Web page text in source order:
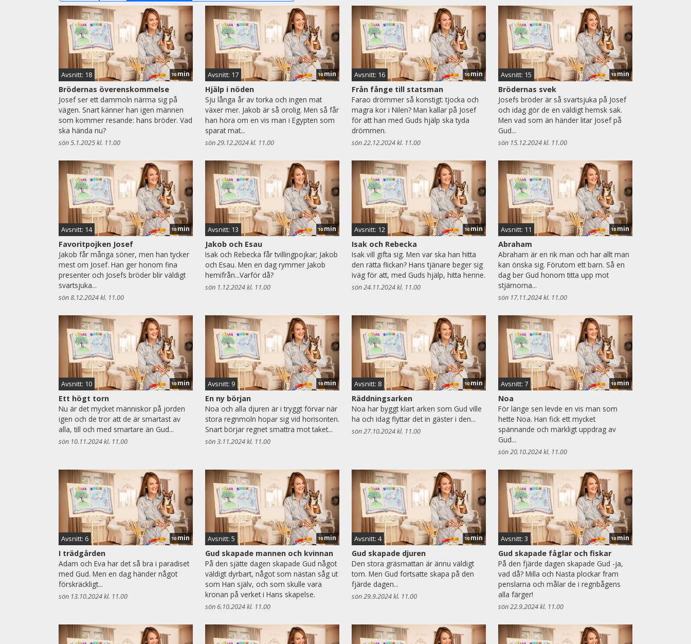
Avsnitt: 18 10min
Brödernas överenskommelse
Josef ser ett dammoln närma sig på
vägen. Snart känner han igen männen
som kommer resande: hans bröder. Vad
ska hända nu?
sön 5.1.2025 kl. 11.00
Avsnitt: 17 10min
Hjälp i nöden
Sju långa år av torka och ingen mat
växer mer. Jakob är så orolig. Men så får
han höra om en vis man i Egypten som
sparat mat...
sön 29.12.2024 kl. 11.00
Avsnitt: 16 10min
Från fånge till statsman
Farao drömmer så konstigt: tjocka och
magra kor i Nilen? Man kallar på Josef
för att han med Guds hjälp ska tyda
drömmen.
sön 22.12.2024 kl. 11.00
Avsnitt: 15 10min
Brödernas svek
Josefs bröder är så svartsjuka på Josef
och idag gör de en väldigt hemsk sak.
Men vad som än händer litar Josef på
Gud...
sön 15.12.2024 kl. 11.00
Avsnitt: 14 10min
Favoritpojken Josef
Jakob får många söner, men han tycker
mest om Josef. Han ger honom fina
presenter och Josefs bröder blir väldigt
svartsjuka...
sön 8.12.2024 kl. 11.00
Avsnitt: 13 10min
Jakob och Esau
Isak och Rebecka får tvillingpojkar; Jakob
och Esau. Men en dag rymmer Jakob
hemifrån...Varför då?
sön 1.12.2024 kl. 11.00
Avsnitt: 12 10min
Isak och Rebecka
Isak vill gifta sig. Men var ska han hitta
den rätta flickan? Hans tjänare beger sig
iväg för att, med Guds hjälp, hitta henne.
sön 24.11.2024 kl. 11.00
Avsnitt: 11 10min
Abraham
Abraham är en rik man och har allt man
kan önska sig. Förutom ett barn. Så en
dag ber Gud honom titta upp mot
stjärnorna...
sön 17.11.2024 kl. 11.00
Avsnitt: 10 10min
Ett högt torn
Nu är det mycket människor på jorden
igen och de tror att de är smartast av
alla, till och med smartare än Gud...
sön 10.11.2024 kl. 11.00
Avsnitt: 9 10min
En ny början
Noa och alla djuren är i tryggt förvar när
stora regnmoln hopar sig vid horisonten.
Snart börjar regnet smattra mot taket...
sön 3.11.2024 kl. 11.00
Avsnitt: 8 10min
Räddningsarken
Noa har byggt klart arken som Gud ville
ha och idag flyttar det in gäster i den...
sön 27.10.2024 kl. 11.00
Avsnitt: 7 10min
Noa
För länge sen levde en vis man som
hette Noa. Han fick ett mycket
spännande och märkligt uppdrag av
Gud...
sön 20.10.2024 kl. 11.00
Avsnitt: 6 10min
I trädgården
Adam och Eva har det så bra i paradiset
med Gud. Men en dag händer något
förskräckligt...
sön 13.10.2024 kl. 11.00
Avsnitt: 5 10min
Gud skapade mannen och kvinnan
På den sjätte dagen skapade Gud något
väldigt dyrbart, något som nästan såg ut
som Han själv, och som skulle vara
kronan på verket i Hans skapelse.
sön 6.10.2024 kl. 11.00
Avsnitt: 4 10min
Gud skapade djuren
Den stora gräsmattan är ännu väldigt
tom. Men Gud fortsatte skapa på den
fjärde dagen...
sön 29.9.2024 kl. 11.00
Avsnitt: 3 10min
Gud skapade fåglar och fiskar
På den fjärde dagen skapade Gud -ja,
vad då? Milla och Nasta plockar fram
penslarna och målar de i regnbågens
alla färger!
sön 22.9.2024 kl. 11.00